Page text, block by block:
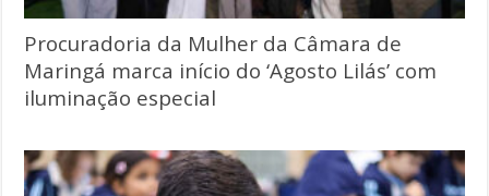
Procuradoria da Mulher da Câmara de
Maringá marca início do ‘Agosto Lilás’ com
iluminação especial